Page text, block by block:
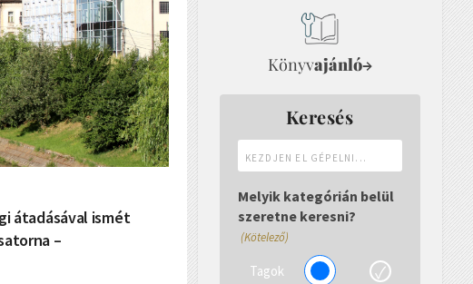
átadásával ismét
–
Könyvajánló→
Keresés
el
gépelni...
Melyik kategórián belül
szeretne keresni?
(Kötelező)
Tagok